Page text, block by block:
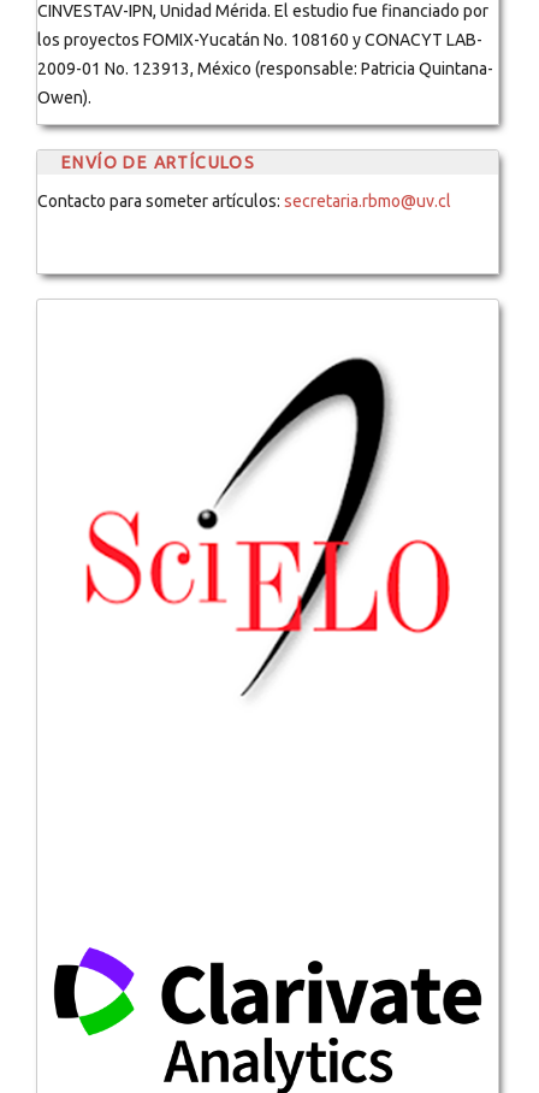
CINVESTAV-IPN, Unidad Mérida. El estudio fue financiado por
los proyectos FOMIX-Yucatán No. 108160 y CONACYT LAB-
2009-01 No. 123913, México (responsable: Patricia Quintana-
Owen).
ENVÍO DE ARTÍCULOS
Contacto para someter artículos: secretaria.rbmo@uv.cl